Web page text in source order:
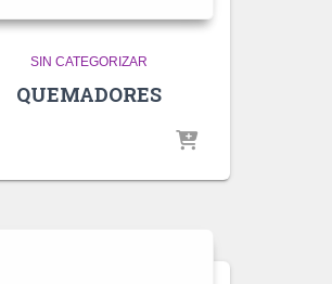
SIN CATEGORIZAR
QUEMADORES